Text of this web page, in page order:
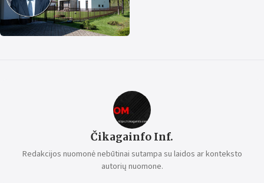
Čikagainfo Inf.
Redakcijos nuomonė nebūtinai sutampa su laidos ar konteksto
autorių nuomone.